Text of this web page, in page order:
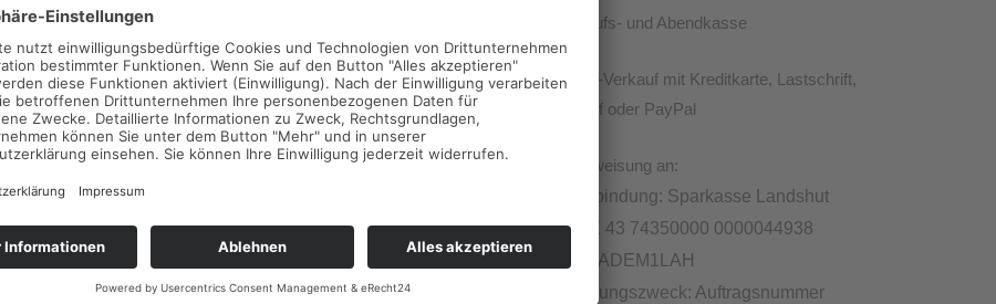
Hause ausdrucken. Sie gelangen zum Online-Verkauf
über den Spielplan und die Informationsseiten zu den
einzelnen Theaterstücken.
Beim Online-Kauf über Reservix wird eine
SERVICEPORTAL FÜR DEN ONLINE-
TICKETVERKAUF:
(täglich zwischen 6 und 22 Uhr)
Vorverkaufs- und Abendkasse
im Online-Verkauf mit Kreditkarte, Lastschrift,
Sofortkauf oder PayPal
per Überweisung an:
Bankverbindung: Sparkasse Landshut
IBAN DE 43 74350000 0000044938
BIC BYLADEM1LAH
Verwendungszweck: Auftragsnummer